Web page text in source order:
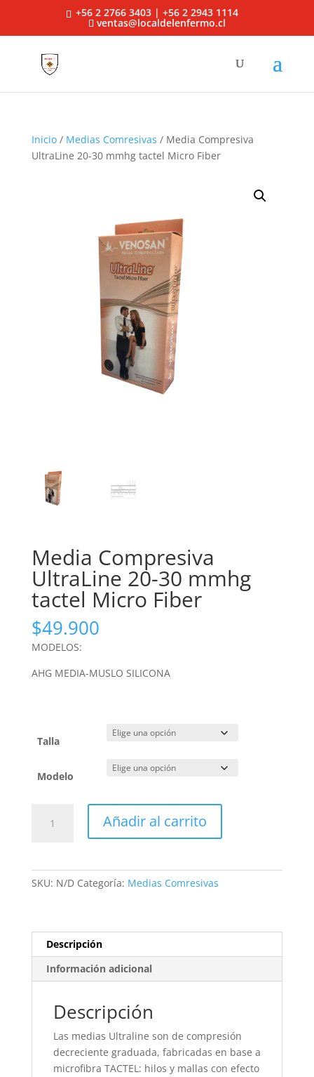
+56 2 2766 3403 | +56 2 2943 1114
ventas@localdelenfermo.cl
Inicio/ Medias Comresivas / Media Compresiva
UltraLine 20-30 mmhg tactel Micro Fiber
Media Compresiva
UltraLine 20-30 mmhg
tactel Micro Fiber
$49.900
MODELOS:
AHG MEDIA-MUSLO SILICONA
Talla
Modelo
Compresiva
Fiber
cantidad
Añadir al carrito
SKU: N/D Categoría: Medias Comresivas
Descripción
Información adicional
Descripción
Las medias Ultraline son de compresión
decreciente graduada, fabricadas en base a
microfibra TACTEL: hilos y mallas con efecto